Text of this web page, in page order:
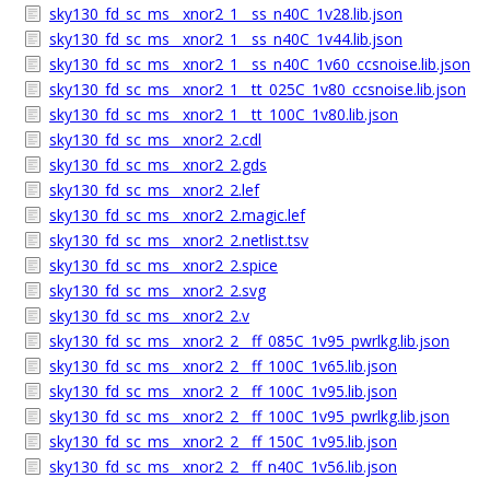
sky130_fd_sc_ms__xnor2_1__ss_n40C_1v28.lib.json
sky130_fd_sc_ms__xnor2_1__ss_n40C_1v44.lib.json
sky130_fd_sc_ms__xnor2_1__ss_n40C_1v60_ccsnoise.lib.json
sky130_fd_sc_ms__xnor2_1__tt_025C_1v80_ccsnoise.lib.json
sky130_fd_sc_ms__xnor2_1__tt_100C_1v80.lib.json
sky130_fd_sc_ms__xnor2_2.cdl
sky130_fd_sc_ms__xnor2_2.gds
sky130_fd_sc_ms__xnor2_2.lef
sky130_fd_sc_ms__xnor2_2.magic.lef
sky130_fd_sc_ms__xnor2_2.netlist.tsv
sky130_fd_sc_ms__xnor2_2.spice
sky130_fd_sc_ms__xnor2_2.svg
sky130_fd_sc_ms__xnor2_2.v
sky130_fd_sc_ms__xnor2_2__ff_085C_1v95_pwrlkg.lib.json
sky130_fd_sc_ms__xnor2_2__ff_100C_1v65.lib.json
sky130_fd_sc_ms__xnor2_2__ff_100C_1v95.lib.json
sky130_fd_sc_ms__xnor2_2__ff_100C_1v95_pwrlkg.lib.json
sky130_fd_sc_ms__xnor2_2__ff_150C_1v95.lib.json
sky130_fd_sc_ms__xnor2_2__ff_n40C_1v56.lib.json